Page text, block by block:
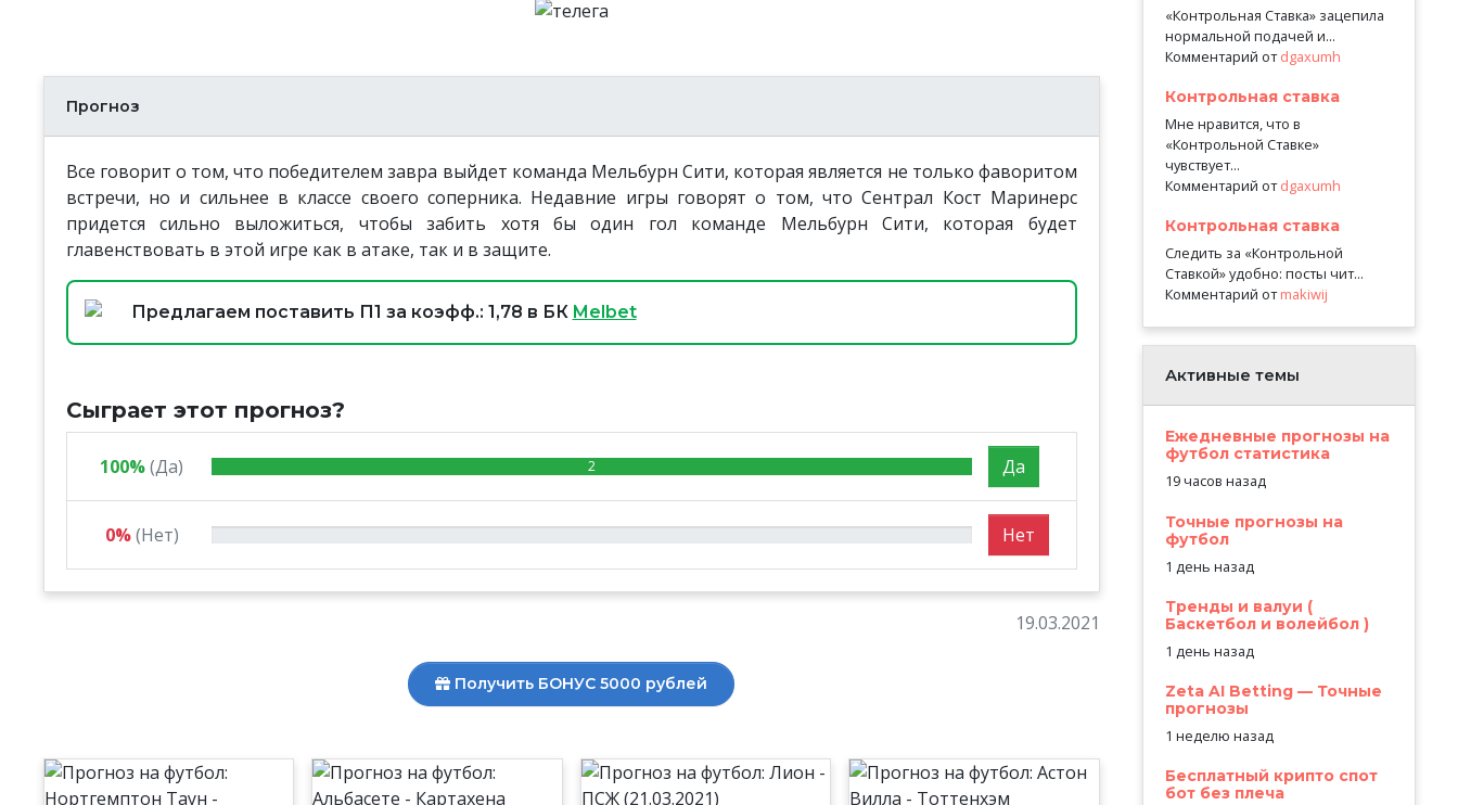
Прогноз
Все говорит о том, что победителем завра выйдет команда Мельбурн Сити, которая является не только фаворитом
встречи, но и сильнее в классе своего соперника. Недавние игры говорят о том, что Сентрал Кост Маринерс
придется сильно выложиться, чтобы забить хотя бы один гол команде Мельбурн Сити, которая будет
главенствовать в этой игре как в атаке, так и в защите.
Предлагаем поставить П1 за коэфф.: 1,78 в БК Melbet
Сыграет этот прогноз?
100%(Да) 2 Да
0% (Нет) Нет
19.03.2021
Получить БОНУС 5000 рублей
«Контрольная Ставка» зацепила
нормальной подачей и...
Комментарий отdgaxumh
Контрольная ставка
Мне нравится, что в
«Контрольной Ставке»
чувствует...
Комментарий отdgaxumh
Контрольная ставка
Следить за «Контрольной
Ставкой» удобно: посты чит...
Комментарий отmakiwij
Активные темы
Ежедневные прогнозы на
футбол статистика
19 часов назад
Точные прогнозы на
футбол
1 день назад
Тренды и валуи (
Баскетбол и волейбол )
1 день назад
Zeta AI Betting — Точные
прогнозы
1 неделю назад
Бесплатный крипто спот
бот без плеча